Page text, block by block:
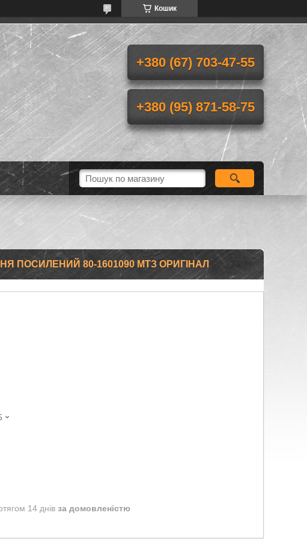
Кошик
+380 (67) 703-47-55
+380 (95) 871-58-75
ПОСИЛЕНИЙ 80-1601090 МТЗ ОРИГІНАЛ
14 днів за домовленістю